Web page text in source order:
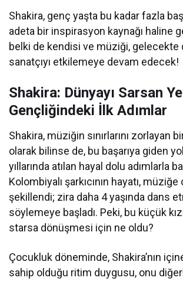
Shakira, genç yaşta bu kadar fazla
adeta bir inspirasyon kaynağı haline
belki de kendisi ve müziği, gelecekte
sanatçıyı etkilemeye devam edecek!
Shakira: Dünyayı Sarsan
Gençliğindeki İlk Adımlar
Shakira, müziğin sınırlarını zorlayan
olarak bilinse de, bu başarıya giden
yıllarında atılan hayal dolu adımlarla
Kolombiyalı şarkıcının hayatı,
şekillendi; zira daha 4 yaşında dans
söylemeye başladı. Peki, bu küçük
starsa dönüşmesi için ne oldu?
Çocukluk döneminde, Shakira’nın
sahip olduğu ritim duygusu, onu